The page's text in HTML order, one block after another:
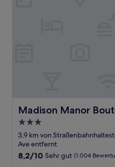
Madison Manor
Madison Manor Boutique
3.0-
Sterne-
Unterkunft
3,9 km von
Ave entfernt
8.2
8,2/10 Sehr gut (1.004